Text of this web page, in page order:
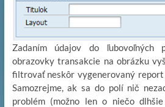
Zadaním údajov do
obrazovky transakcie na obrázku
filtrovať neskôr vygenerovaný
Samozrejme, ak sa do polí nič
problém (možno len o niečo